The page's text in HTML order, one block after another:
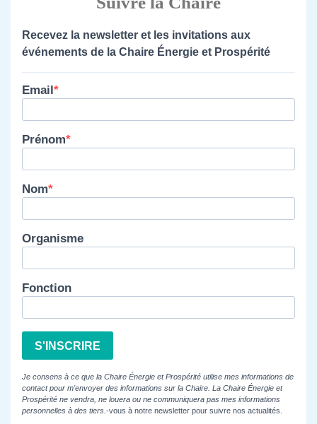
Recevez la newsletter et les invitations aux
événements de la Chaire Énergie et Prospérité
Email
Prénom
Nom
Organisme
Fonction
S'INSCRIRE
Je consens à ce que la Chaire Énergie et Prospérité utilise mes informations de
contact pour m'envoyer des informations sur la Chaire. La Chaire Énergie et
Prospérité ne vendra, ne louera ou ne communiquera pas mes informations
personnelles à des tiers. -vous à notre newsletter pour suivre nos actualités.